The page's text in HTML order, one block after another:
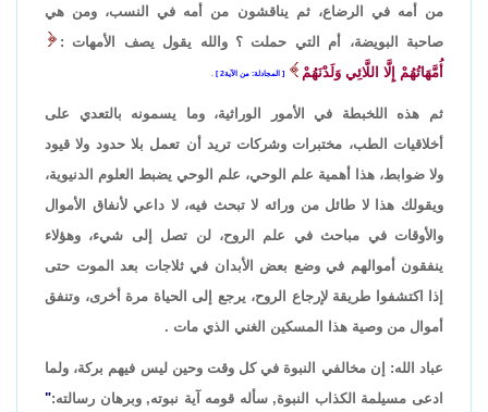
من أمه في الرضاع، ثم يناقشون من أمه في النسب، ومن هي
صاحبة البويضة، أم التي حملت ؟ والله يقول يصف الأمهات :
أُمَّهَاتُهُمْ إِلَّا اللَّائِي وَلَدْنَهُمْ
المجادلة: من الآية2
ثم هذه اللخبطة في الأمور الوراثية، وما يسمونه بالتعدي على
أخلاقيات الطب، مختبرات وشركات تريد أن تعمل بلا حدود ولا قيود
ولا ضوابط، هذا أهمية علم الوحي، علم الوحي يضبط العلوم الدنيوية،
ويقولك هذا لا طائل من ورائه لا تبحث فيه، لا داعي لأنفاق الأموال
والأوقات في مباحث في علم الروح، لن تصل إلى شيء، وهؤلاء
ينفقون أموالهم في وضع بعض الأبدان في ثلاجات بعد الموت حتى
إذا اكتشفوا طريقة لإرجاع الروح، يرجع إلى الحياة مرة أخرى، وتنفق
أموال من وصية هذا المسكين الغني الذي مات .
عباد الله: إن مخالفي النبوة في كل وقت وحين ليس فيهم بركة، ولما
ادعى مسيلمة الكذاب النبوة, سأله قومه آية نبوته, وبرهان رسالته:"